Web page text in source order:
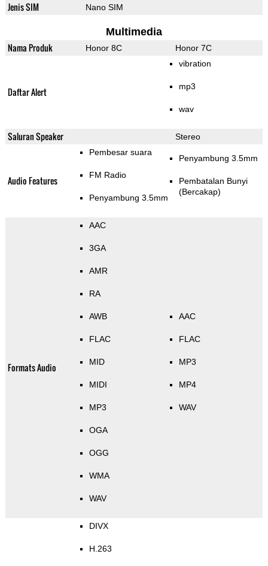
Jenis SIM Nano SIM
Multimedia
Nama Produk Honor 8C Honor 7C
Daftar Alert
vibration
mp3
wav
Saluran Speaker Stereo
Audio Features
Pembesar suara
FM Radio
Penyambung 3.5mm
Penyambung 3.5mm
Pembatalan Bunyi
(Bercakap)
Formats Audio
AAC
3GA
AMR
RA
AWB
FLAC
MID
MIDI
MP3
OGA
OGG
WMA
WAV
AAC
FLAC
MP3
MP4
WAV
DIVX
H.263